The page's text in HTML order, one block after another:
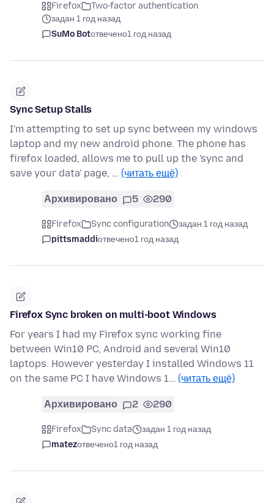
Firefox
Two-factor authentication
задан 1 год назад
SuMo Botотвечено1 год назад
Sync Setup Stalls
I'm attempting to set up sync between my windows
laptop and my new android phone. The phone has
firefox loaded, allows me to pull up the 'sync and
save your data' page, … (читать ещё)
Архивировано 5 290
Firefox Sync configuration
задан 1 год назад
pittsmaddiотвечено1 год назад
Firefox Sync broken on multi-boot Windows
For years I had my Firefox sync working fine
between Win10 PC, Android and several Win10
laptops. However yesterday I installed Windows 11
on the same PC I have Windows 1… (читать ещё)
Архивировано 2 290
Firefox Sync data
задан 1 год назад
matezотвечено1 год назад